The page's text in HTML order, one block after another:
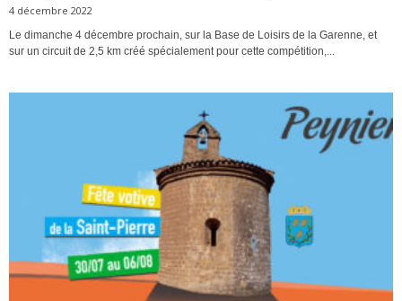
4 décembre 2022
Le dimanche 4 décembre prochain, sur la Base de Loisirs de la Garenne, et
sur un circuit de 2,5 km créé spécialement pour cette compétition,...